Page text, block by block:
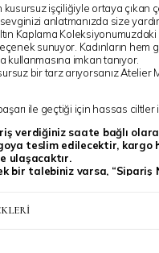
işçiliğiyle ortaya çıkan
anlatmanızda size
Kaplama
sunuyor. Kadınların hem
kullanmasına imkan tanıyor.
bir tarz arıyorsanız Atelier
ile geçtiği için hassas ciltler
verdiğiniz saate bağlı
teslim edilecektir, kargo
ulaşacaktır.
bir talebiniz varsa, “Sipariş